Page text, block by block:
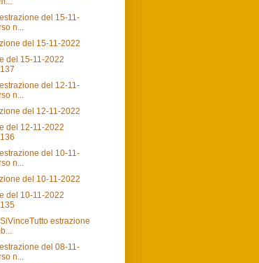
del 15-11-
n...
del 15-11-2022
del 15-11-2022
del 12-11-
n...
del 12-11-2022
del 12-11-2022
del 10-11-
n...
del 10-11-2022
del 10-11-2022
estrazione
del 08-11-
n...